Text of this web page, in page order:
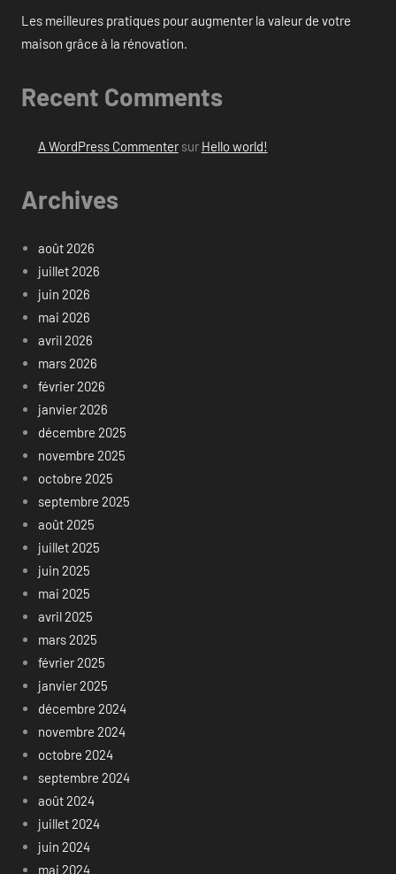
Les meilleures pratiques pour augmenter la valeur de votre
maison grâce à la rénovation.
Recent Comments
A WordPress Commentersur Hello world!
Archives
août 2026
juillet 2026
juin 2026
mai 2026
avril 2026
mars 2026
février 2026
janvier 2026
décembre 2025
novembre 2025
octobre 2025
septembre 2025
août 2025
juillet 2025
juin 2025
mai 2025
avril 2025
mars 2025
février 2025
janvier 2025
décembre 2024
novembre 2024
octobre 2024
septembre 2024
août 2024
juillet 2024
juin 2024
mai 2024